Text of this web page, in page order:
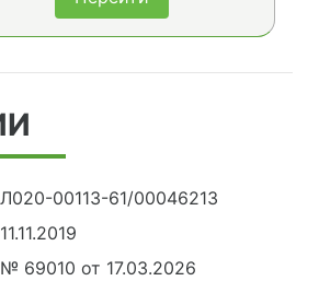
Л020-00113-61/00046213
11.11.2019
№ 69010 от 17.03.2026